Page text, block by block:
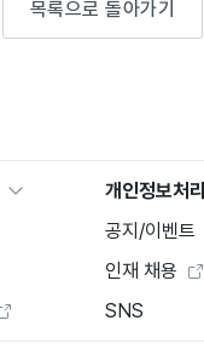
목록으로 돌아가기
개인정보처
공지/이벤트
인재 채용
SNS